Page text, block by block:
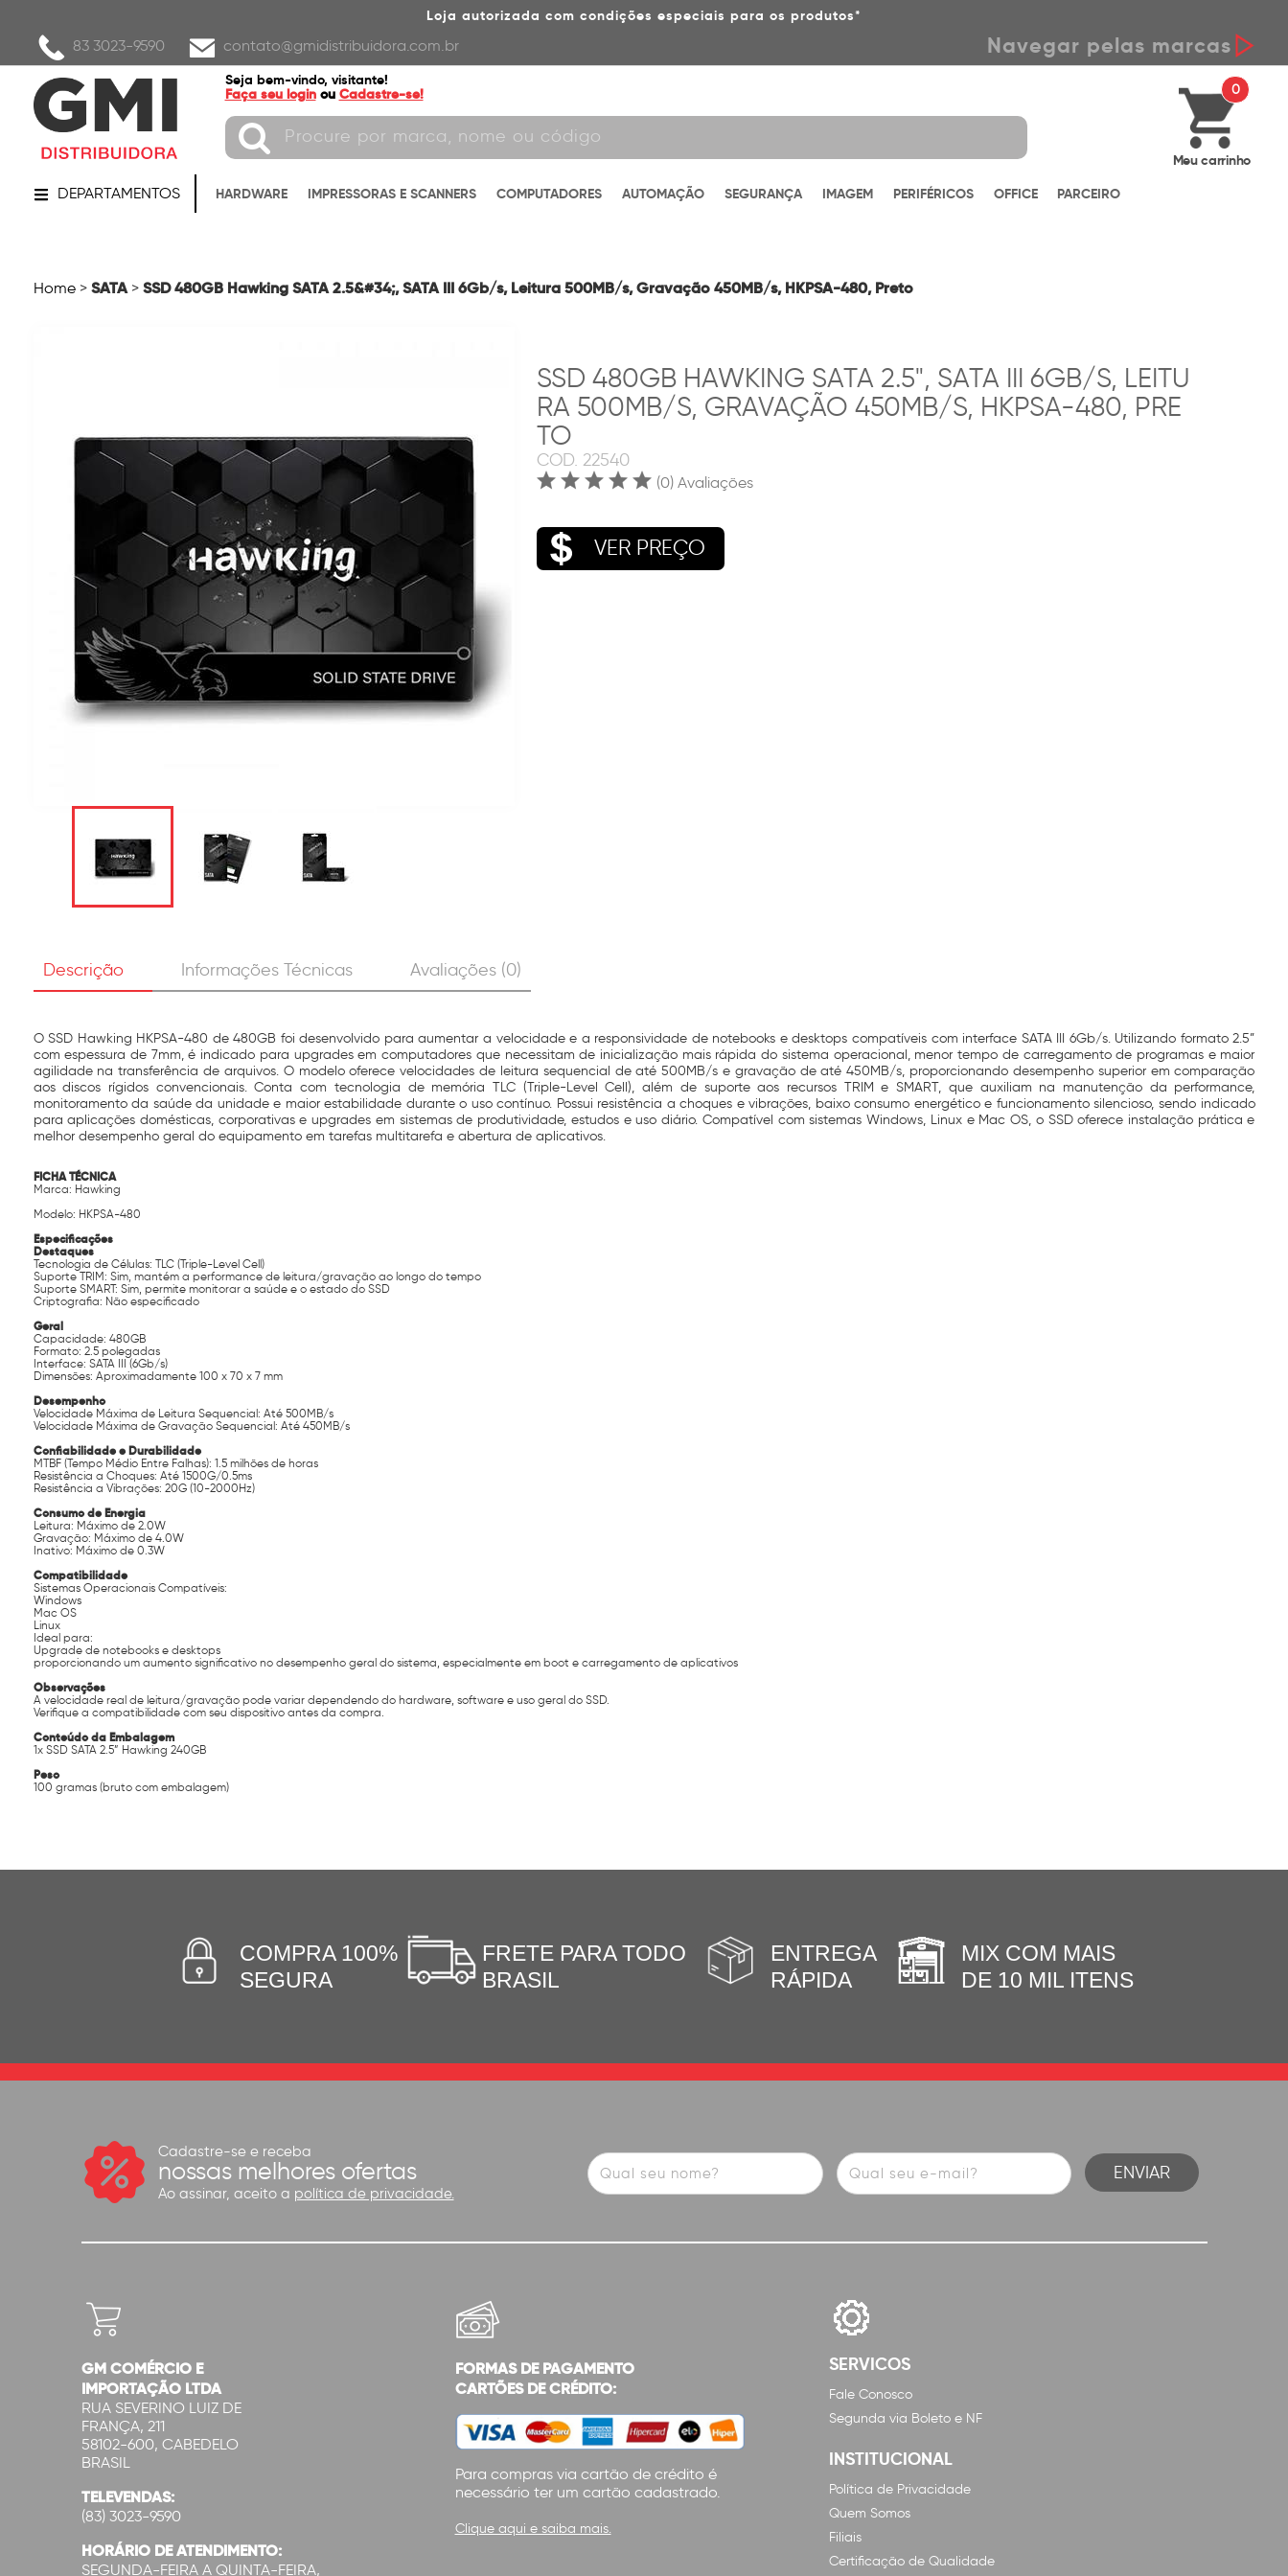
Loja autorizada com condições especiais para os produtos*
83 3023-9590 contato@gmidistribuidora.com.br Navegar pelas marcas
Seja bem-vindo, visitante!
Faça seu login ou Cadastre-se! 0
Meu carrinho
DEPARTAMENTOS HARDWARE IMPRESSORAS E SCANNERS COMPUTADORES AUTOMAÇÃO SEGURANÇA IMAGEM PERIFÉRICOS OFFICE PARCEIRO
Home > SATA > SSD 480GB Hawking SATA 2.5&#34;, SATA III 6Gb/s, Leitura 500MB/s, Gravação 450MB/s, HKPSA-480, Preto
SSD 480GB HAWKING SATA 2.5", SATA III 6GB/S, LEITU
RA 500MB/S, GRAVAÇÃO 450MB/S, HKPSA-480, PRE
TO
COD. 22540
(0) Avaliações
VER PREÇO
Descrição Informações Técnicas Avaliações (0)
O SSD Hawking HKPSA-480 de 480GB foi desenvolvido para aumentar a velocidade e a responsividade de notebooks e desktops compatíveis com interface SATA III 6Gb/s. Utilizando formato 2.5”
com espessura de 7mm, é indicado para upgrades em computadores que necessitam de inicialização mais rápida do sistema operacional, menor tempo de carregamento de programas e maior
agilidade na transferência de arquivos. O modelo oferece velocidades de leitura sequencial de até 500MB/s e gravação de até 450MB/s, proporcionando desempenho superior em comparação
aos discos rígidos convencionais. Conta com tecnologia de memória TLC (Triple-Level Cell), além de suporte aos recursos TRIM e SMART, que auxiliam na manutenção da performance,
monitoramento da saúde da unidade e maior estabilidade durante o uso contínuo. Possui resistência a choques e vibrações, baixo consumo energético e funcionamento silencioso, sendo indicado
para aplicações domésticas, corporativas e upgrades em sistemas de produtividade, estudos e uso diário. Compatível com sistemas Windows, Linux e Mac OS, o SSD oferece instalação prática e
melhor desempenho geral do equipamento em tarefas multitarefa e abertura de aplicativos.
FICHA TÉCNICA
Marca: Hawking
Modelo: HKPSA-480
Especificações
Destaques
Tecnologia de Células: TLC (Triple-Level Cell)
Suporte TRIM: Sim, mantém a performance de leitura/gravação ao longo do tempo
Suporte SMART: Sim, permite monitorar a saúde e o estado do SSD
Criptografia: Não especificado
Geral
Capacidade: 480GB
Formato: 2.5 polegadas
Interface: SATA III (6Gb/s)
Dimensões: Aproximadamente 100 x 70 x 7 mm
Desempenho
Velocidade Máxima de Leitura Sequencial: Até 500MB/s
Velocidade Máxima de Gravação Sequencial: Até 450MB/s
Confiabilidade e Durabilidade
MTBF (Tempo Médio Entre Falhas): 1.5 milhões de horas
Resistência a Choques: Até 1500G/0.5ms
Resistência a Vibrações: 20G (10-2000Hz)
Consumo de Energia
Leitura: Máximo de 2.0W
Gravação: Máximo de 4.0W
Inativo: Máximo de 0.3W
Compatibilidade
Sistemas Operacionais Compatíveis:
Windows
Mac OS
Linux
Ideal para:
Upgrade de notebooks e desktops
proporcionando um aumento significativo no desempenho geral do sistema, especialmente em boot e carregamento de aplicativos
Observações
A velocidade real de leitura/gravação pode variar dependendo do hardware, software e uso geral do SSD.
Verifique a compatibilidade com seu dispositivo antes da compra.
Conteúdo da Embalagem
1x SSD SATA 2.5” Hawking 240GB
Peso
100 gramas (bruto com embalagem)
COMPRA 100%
SEGURA
FRETE PARA TODO
BRASIL
ENTREGA
RÁPIDA
MIX COM MAIS
DE 10 MIL ITENS
Cadastre-se e receba
nossas melhores ofertas
Ao assinar, aceito a política de privacidade.
GM COMÉRCIO E
IMPORTAÇÃO LTDA
RUA SEVERINO LUIZ DE
FRANÇA, 211
58102-600, CABEDELO
BRASIL
TELEVENDAS:
(83) 3023-9590
HORÁRIO DE ATENDIMENTO:
SEGUNDA-FEIRA A QUINTA-FEIRA,
FORMAS DE PAGAMENTO
CARTÕES DE CRÉDITO:
Para compras via cartão de crédito é
necessário ter um cartão cadastrado.
Clique aqui e saiba mais.
SERVICOS
Fale Conosco
Segunda via Boleto e NF
INSTITUCIONAL
Política de Privacidade
Quem Somos
Filiais
Certificação de Qualidade